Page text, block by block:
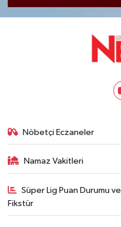
Nöbetçi Eczaneler
Namaz Vakitleri
Süper Lig Puan Durumu ve
Fikstür